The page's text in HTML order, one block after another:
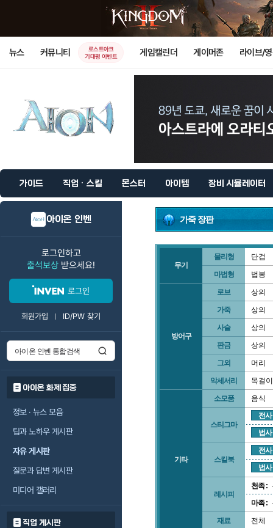
뉴스 커뮤니티
로스트아크
기대평 이벤트
게임캘린더 게이머존 라이브/
가이드 직업 · 스킬 몬스터 아이템 장비 시뮬레이터
아이온 인벤
로그인하고
출석보상 받으세요!
로그인
회원가입 ID/PW 찾기
아이온 화제 집중
정보 · 뉴스 모음
팁과 노하우 게시판
자유 게시판
질문과 답변 게시판
미디어 갤러리
직업 게시판
가죽 장판
무기
물리형 단검
마법형 법봉
방어구
로브 상의
가죽 상의
사슬 상의
판금 상의
그외 머리
악세서리 목걸이
기타
소모품 음식
스티그마
전사
법사
스킬북
전사
법사
레시피
천족 :
마족 :
재료 전체